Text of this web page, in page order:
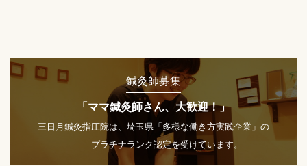
鍼灸師募集
「ママ鍼灸師さん、大歓迎！」
三日月鍼灸指圧院は、埼玉県「多様な働き方実践企業」の
プラチナランク認定を受けています。